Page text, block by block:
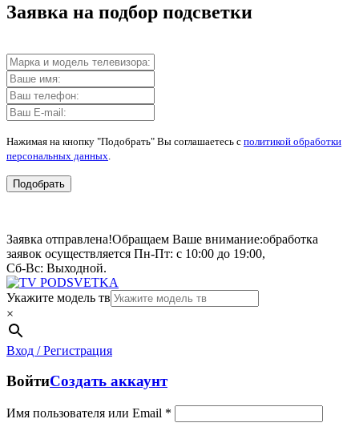
Заявка на подбор подсветки
Нажимая на кнопку "Подобрать" Вы соглашаетесь с политикой обработки
персональных данных
Подобрать
Заявка отправлена!Обращаем Ваше внимание:обработка
заявок осуществляется Пн-Пт: с 10:00 до 19:00,
Сб-Вс: Выходной.
Укажите модель тв
×
Вход / Регистрация
ВойтиСоздать аккаунт
Имя пользователя или Email *